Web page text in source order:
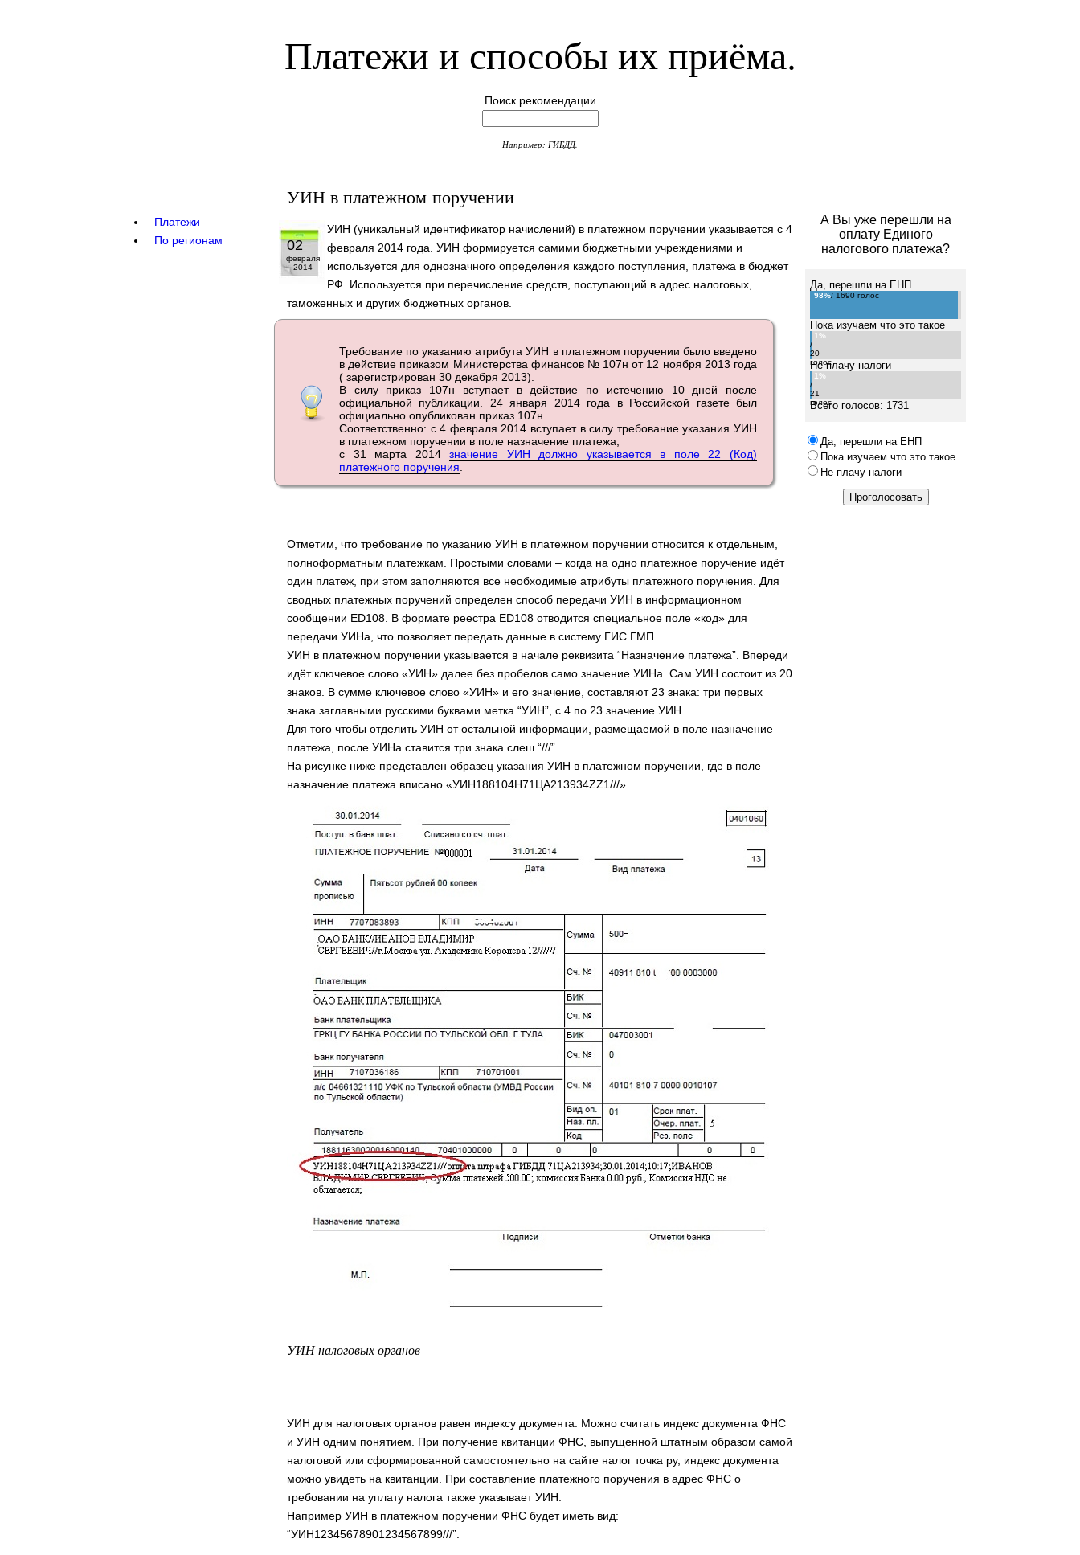
Платежи и способы их приёма.
Поиск рекомендации
Например: ГИБДД.
Платежи
По регионам
А Вы уже перешли на
оплату Единого
налогового платежа?
Да, перешли на ЕНП
98%/ 1690 голос
Пока изучаем что это такое
1%
/
20
голос
Не плачу налоги
1%
/
21
голос
Всего голосов: 1731
Да, перешли на ЕНП
Пока изучаем что это такое
Не плачу налоги
УИН в платежном поручении
02
февраля
2014
УИН (уникальный идентификатор начислений) в платежном поручении указывается с 4
февраля 2014 года. УИН формируется самими бюджетными учреждениями и
используется для однозначного определения каждого поступления, платежа в бюджет
РФ. Используется при перечисление средств, поступающий в адрес налоговых,
таможенных и других бюджетных органов.
Требование по указанию атрибута УИН в платежном поручении было введено
в действие приказом Министерства финансов № 107н от 12 ноября 2013 года
( зарегистрирован 30 декабря 2013).
В силу приказ 107н вступает в действие по истечению 10 дней после
официальной публикации. 24 января 2014 года в Российской газете был
официально опубликован приказ 107н.
Соответственно: с 4 февраля 2014 вступает в силу требование указания УИН
в платежном поручении в поле назначение платежа;
с 31 марта 2014значение УИН должно указывается в поле 22 (Код)
платежного поручения
Отметим, что требование по указанию УИН в платежном поручении относится к отдельным,
полноформатным платежкам. Простыми словами – когда на одно платежное поручение идёт
один платеж, при этом заполняются все необходимые атрибуты платежного поручения. Для
сводных платежных поручений определен способ передачи УИН в информационном
сообщении ED108. В формате реестра ED108 отводится специальное поле «код» для
передачи УИНа, что позволяет передать данные в систему ГИС ГМП.
УИН в платежном поручении указывается в начале реквизита “Назначение платежа”. Впереди
идёт ключевое слово «УИН» далее без пробелов само значение УИНа. Сам УИН состоит из 20
знаков. В сумме ключевое слово «УИН» и его значение, составляют 23 знака: три первых
знака заглавными русскими буквами метка “УИН”, с 4 по 23 значение УИН.
Для того чтобы отделить УИН от остальной информации, размещаемой в поле назначение
платежа, после УИНа ставится три знака слеш “///”.
На рисунке ниже представлен образец указания УИН в платежном поручении, где в поле
назначение платежа вписано «УИН188104Н71ЦА213934ZZ1///»
УИН налоговых органов
УИН для налоговых органов равен индексу документа. Можно считать индекс документа ФНС
и УИН одним понятием. При получение квитанции ФНС, выпущенной штатным образом самой
налоговой или сформированной самостоятельно на сайте налог точка ру, индекс документа
можно увидеть на квитанции. При составление платежного поручения в адрес ФНС о
требовании на уплату налога также указывает УИН.
Например УИН в платежном поручении ФНС будет иметь вид:
“УИН12345678901234567899///”.